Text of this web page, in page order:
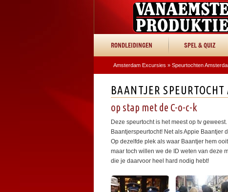
RONDLEIDINGEN SPEL & QUIZ
Amsterdam Excursies » Speurtochten
BAANTJER
op stap met de C-o-c-k
Deze speurtocht is het meest op tv
Baantjerspeurtocht! Net als Appie Baantjer
Op dezelfde plek als waar Baantjer hem
maar toch willen we de ID weten van deze
die je daarvoor heel hard nodig hebt!